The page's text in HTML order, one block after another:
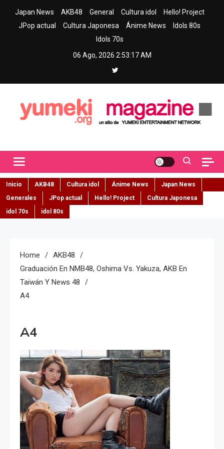
Japan News AKB48 General Cultura idol
Hello! Project
JPop actual
Cultura Japonesa Ánime News
Idols 80s
Idols 70s
06 Ago, 2026 2:53:18 AM
Inicio AKB48 Cultura idol Ánime News
Japan News
Generales
JPop actual Hello! Project
Cultura Japonesa
idol 70s
idol 80s
Home
AKB48
Graduación En NMB48, Oshima Vs. Yakuza, AKB En
Taiwán Y News 48
A4
A4